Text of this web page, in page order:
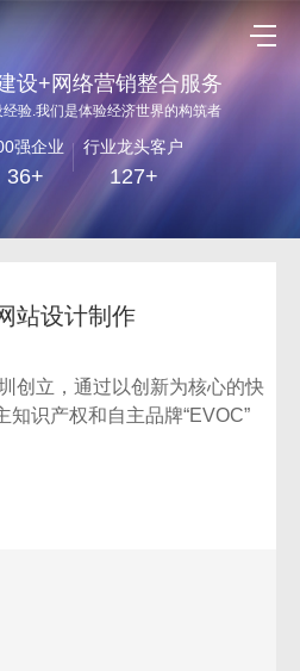
设+网络营销整合服务
验.我们是体验经济世界的构筑者
强企业
36+
行业龙头客户
127+
站设计制作
创立，通过以创新为核心的快
知识产权和自主品牌“EVOC”